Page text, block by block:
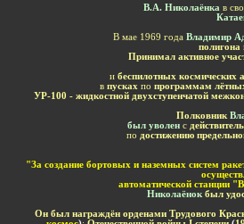
В.А. Николаёнка в
В мае 1969 года Владимир
полигона
Принимал активное
и беспилотных космических
в пусках по программам
УР-100 - жидкостной двухступенчатой
Полковник
был уволен с
по достижению
"За создание бортовых и наземных систем
автоматической станции
Николаёнок был
Он был награждён орденами Трудового